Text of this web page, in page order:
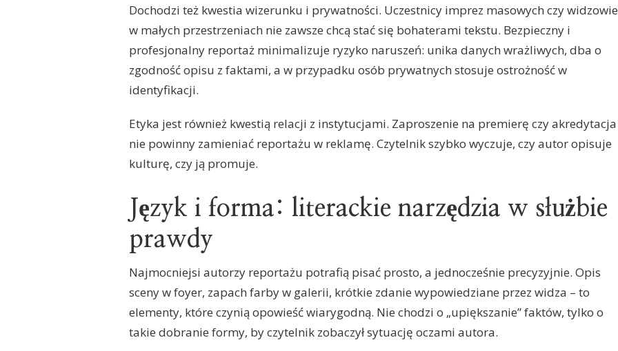
Dochodzi też kwestia wizerunku i prywatności. Uczestnicy imprez masowych czy widzowie
w małych przestrzeniach nie zawsze chcą stać się bohaterami tekstu. Bezpieczny i
profesjonalny reportaż minimalizuje ryzyko naruszeń: unika danych wrażliwych, dba o
zgodność opisu z faktami, a w przypadku osób prywatnych stosuje ostrożność w
identyfikacji.
Etyka jest również kwestią relacji z instytucjami. Zaproszenie na premierę czy akredytacja
nie powinny zamieniać reportażu w reklamę. Czytelnik szybko wyczuje, czy autor opisuje
kulturę, czy ją promuje.
Język i forma: literackie narzędzia w służbie
prawdy
Najmocniejsi autorzy reportażu potrafią pisać prosto, a jednocześnie precyzyjnie. Opis
sceny w foyer, zapach farby w galerii, krótkie zdanie wypowiedziane przez widza – to
elementy, które czynią opowieść wiarygodną. Nie chodzi o „upiększanie” faktów, tylko o
takie dobranie formy, by czytelnik zobaczył sytuację oczami autora.